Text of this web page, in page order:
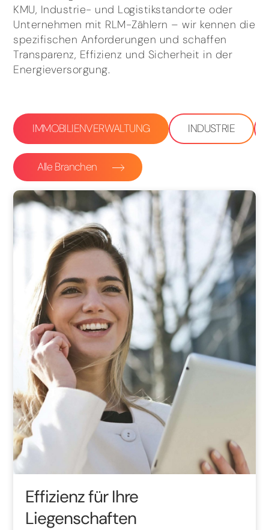
KMU, Industrie- und Logistikstandorte oder
Unternehmen mit RLM-Zählern – wir kennen die
spezifischen Anforderungen und schaffen
Transparenz, Effizienz und Sicherheit in der
Energieversorgung.
IMMOBILIENVERWALTUNG INDUSTRIE
Alle Branchen
Effizienz für Ihre
Liegenschaften